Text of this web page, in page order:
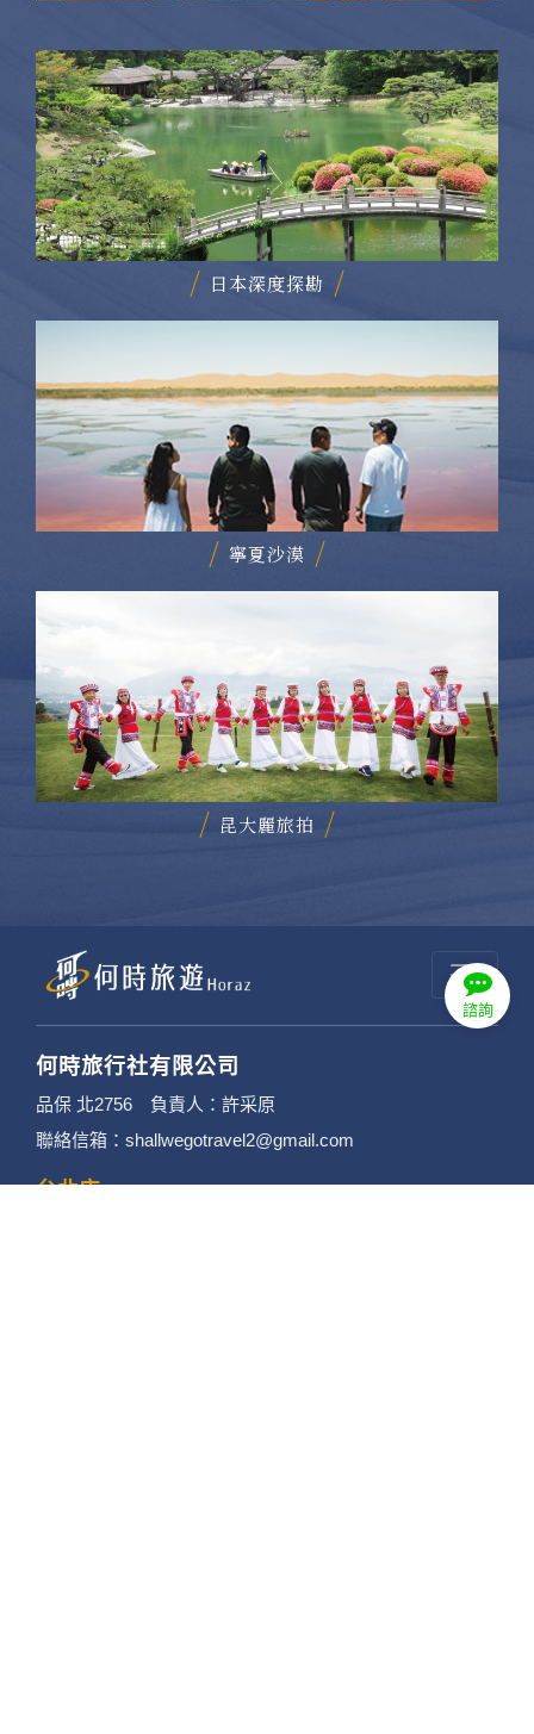
日本深度探勘
寧夏沙漠
昆大麗旅拍
諮詢
何時旅行社有限公司
品保 北2756 負責人：許采原
聯絡信箱：shallwegotravel2@gmail.com
台北店